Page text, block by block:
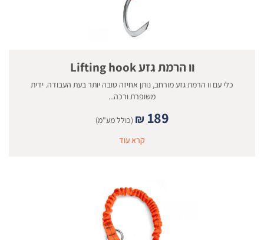
וו הרמת גזע Lifting hook
כלי עם וו הרמת גזע מורחב, נותן אחיזה טובה יותר בעת העבודה. ידית
משופרת ורכה...
₪ 189
(כולל מע"מ)
קרא עוד